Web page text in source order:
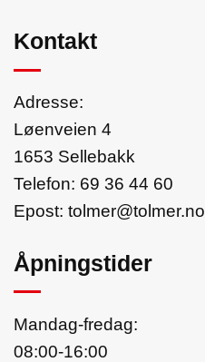
Kontakt
Adresse:
Løenveien 4
1653 Sellebakk
Telefon: 69 36 44 60
Epost: tolmer@tolmer.no
Åpningstider
Mandag-fredag:
08:00-16:00